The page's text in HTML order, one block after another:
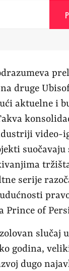
druge
aktuelne i
video-
suočavaju
serije
Prince of
slučaj
godina,
dugo